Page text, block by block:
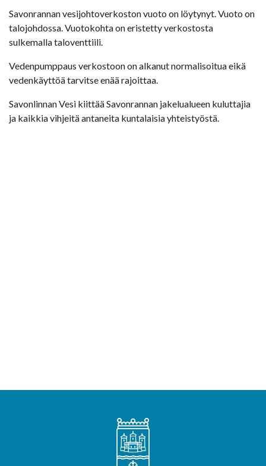
Savonrannan vesijohtoverkoston vuoto on löytynyt. Vuoto on
talojohdossa. Vuotokohta on eristetty verkostosta
sulkemalla taloventtiili.
Vedenpumppaus verkostoon on alkanut normalisoitua eikä
vedenkäyttöä tarvitse enää rajoittaa.
Savonlinnan Vesi kiittää Savonrannan jakelualueen kuluttajia
ja kaikkia vihjeitä antaneita kuntalaisia yhteistyöstä.